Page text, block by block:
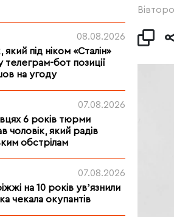
08.08.2026
який під ніком «Сталін»
телеграм-бот позиції
на угоду
07.08.2026
6 років тюрми
чоловік, який радів
обстрілам
07.08.2026
на 10 років увʼязнили
чекала окупантів